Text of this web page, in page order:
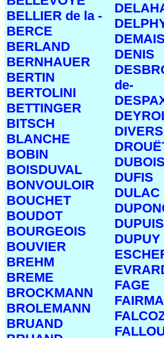
BELLIER de la -
BERCE
BERLAND
BERNHAUER
BERTIN
BERTOLINI
BETTINGER
BITSCH
BLANCHE
BOBIN
BOISDUVAL
BONVOULOIR
BOUCHET
BOUDOT
BOURGEOIS
BOUVIER
BREHM
BREME
BROCKMANN
BROLEMANN
BRUAND
DENIS
de-
DIVERS
DUBOIS
DUFIS
DULAC
DUPUIS
DUPUY
FAGE